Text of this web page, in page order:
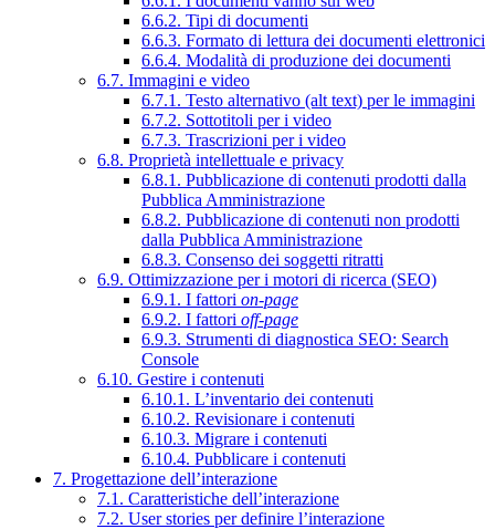
6.6.2. Tipi di documenti
6.6.3. Formato di lettura dei documenti elettronici
6.6.4. Modalità di produzione dei documenti
6.7. Immagini e video
6.7.1. Testo alternativo (alt text) per le immagini
6.7.2. Sottotitoli per i video
6.7.3. Trascrizioni per i video
6.8. Proprietà intellettuale e privacy
6.8.1. Pubblicazione di contenuti prodotti dalla
Pubblica Amministrazione
6.8.2. Pubblicazione di contenuti non prodotti
dalla Pubblica Amministrazione
6.8.3. Consenso dei soggetti ritratti
6.9. Ottimizzazione per i motori di ricerca (SEO)
6.9.1. I fattori on-page
6.9.2. I fattori off-page
6.9.3. Strumenti di diagnostica SEO: Search
Console
6.10. Gestire i contenuti
6.10.1. L’inventario dei contenuti
6.10.2. Revisionare i contenuti
6.10.3. Migrare i contenuti
6.10.4. Pubblicare i contenuti
7. Progettazione dell’interazione
7.1. Caratteristiche dell’interazione
7.2. User stories per definire l’interazione